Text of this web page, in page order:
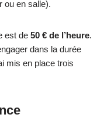
ou en salle).
est de 50 € de l’heure.
dans la durée
mis en place trois